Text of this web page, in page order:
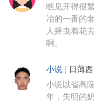
瞧见开得很
冶的一番的
人摇曳着花
啊。
小说 日薄
小说以省高
年，失明的